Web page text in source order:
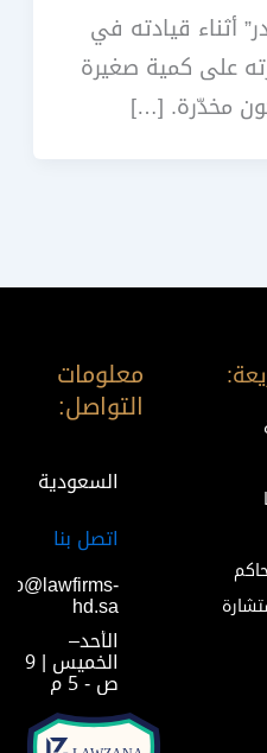
أثناء قيادته في
على كمية صغيرة
مخدّرة. […]
معلومات
التواصل:
السعودية
اتصل بنا
hd.sa
الأحد–
الخميس | 9
ص - 5 م